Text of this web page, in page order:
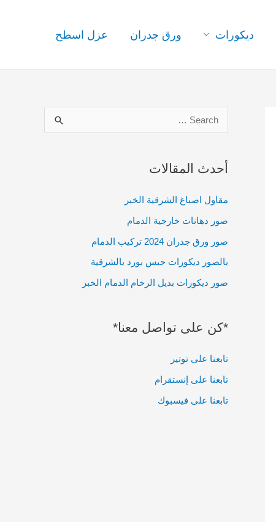
ديكورات ورق جدران عزل اسطح
a
:
أحدث المقالات
مقاول اصباغ الشرقية الخبر
صور دهانات خارجية الدمام
صور ورق جدران 2024 تركيب الدمام
بالصور ديكورات جبس بورد بالشرقية
صور ديكورات بديل الرخام الدمام الخبر
*كن على تواصل معنا*
تابعنا على توتير
تابعنا على إنستقرام
تابعنا على فيسبوك